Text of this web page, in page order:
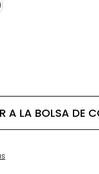
A LA BOLSA DE